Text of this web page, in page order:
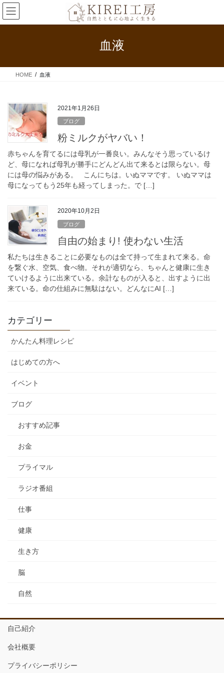
コ
ン
テ
ス
ナ
ビ
ゲ
ン
血液
HOME 血液
2021年1月26日
ブログ
粉ミルクがヤバい！
赤ちゃんを育てるには母乳が一番良い。みんなそう思っているけ
ど、母になれば母乳が勝手にどんどん出て来るとは限らない。母
には母の悩みがある。 こんにちは。いぬママです。 いぬママは
母になってもう25年も経ってしまった。で […]
2020年10月2日
ブログ
自由の始まり! 使わない生活
私たちは生きることに必要なものは全て持って生まれて来る。命
を繋ぐ水、空気、食べ物。それが適切なら、ちゃんと健康に生き
ていけるように出来ている。余計なものが入ると、出すように出
来ている。命の仕組みに無駄はない。どんなにAI […]
カテゴリー
かんたん料理レシピ
はじめての方へ
イベント
ブログ
おすすめ記事
お金
プライマル
ラジオ番組
仕事
健康
生き方
脳
自然
自己紹介
会社概要
プライバシーポリシー